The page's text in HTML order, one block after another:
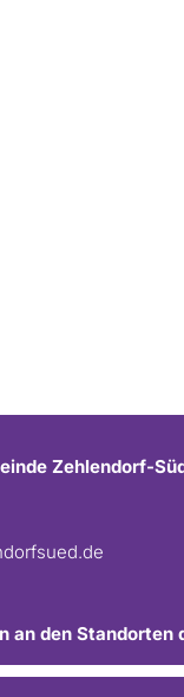
Zehlendorf-
an den Standorten